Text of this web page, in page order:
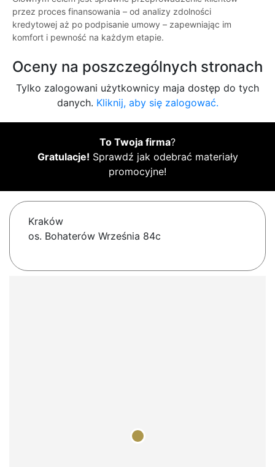
przez proces finansowania – od analizy zdolności
kredytowej aż po podpisanie umowy – zapewniając im
komfort i pewność na każdym etapie.
Oceny na poszczególnych stronach
Tylko zalogowani użytkownicy maja dostęp do tych
danych. Kliknij, aby się zalogować.
To Twoja firma?
Gratulacje! Sprawdź jak odebrać materiały
promocyjne!
Kraków
os. Bohaterów Września 84c